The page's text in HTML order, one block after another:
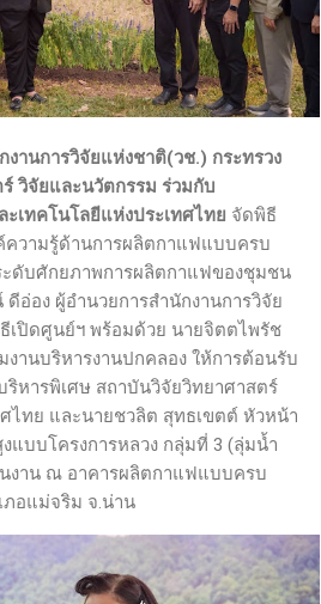
งานการวิจัยแห่งชาติ(วช.) กระทรวง
วิจัยและนวัตกรรม ร่วมกับ
เทคโนโลยีแห่งประเทศไทย จัดพิธี
ความรู้ด้านการผลิตกาแฟแบบครบ
ระดับศักยภาพการผลิตกาแฟของชุมชน
อ่อง ผู้อำนวยการสำนักงานการวิจัย
เปิดศูนย์ฯ พร้อมด้วย นายจิตตไพรัช
านบริหารงานปกคลอง ให้การต้อนรับ
หารพิเศษ สถาบันวิจัยวิทยาศาสตร์
ไทย และนายชวลิต สุทธเขตต์ หัวหน้า
บบโครงการหลวง กลุ่มที่ 3 (ลุ่มน้ำ
นงาน ณ อาคารผลิตกาแฟแบบครบ
ภอแม่จริม จ.น่าน